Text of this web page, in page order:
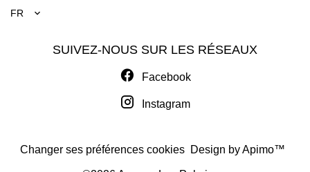
FR
SUIVEZ-NOUS SUR LES RÉSEAUX
Facebook
Instagram
Changer ses préférences cookies Design byApimo™